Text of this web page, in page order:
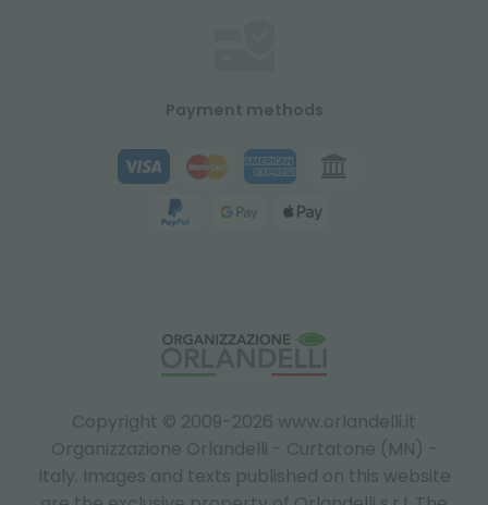
Copyright © 2009-2026 www.orlandelli.it
Organizzazione Orlandelli - Curtatone (MN) -
Italy. Images and texts published on this website
Payment methods